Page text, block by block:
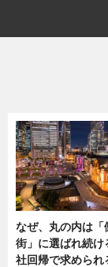
なぜ、丸の内は「
街」に選ばれ続け
社回帰で求めら